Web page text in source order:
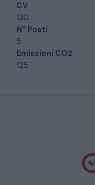
CV
130
N° Posti
5
Emissioni CO2
125